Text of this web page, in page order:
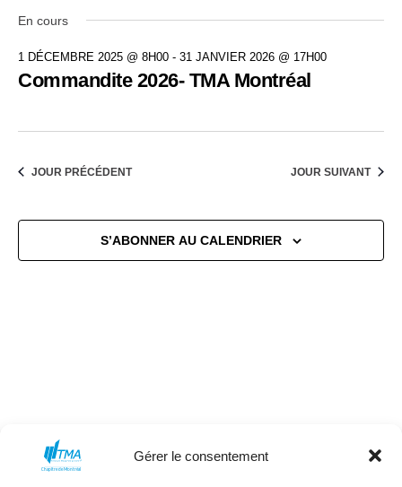
Gérer le consentement
janvier
et
vues
une
date.
En cours
Commandite 2026- TMA Montréal
1 DÉCEMBRE 2025 @ 8H00 - 31 JANVIER 2026 @ 17H00
JOUR PRÉCÉDENT JOUR SUIVANT
S’ABONNER AU CALENDRIER